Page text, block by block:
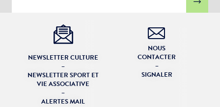
NEWSLETTER CULTURE
–
NEWSLETTER SPORT ET
VIE ASSOCIATIVE
–
ALERTES MAIL
NOUS
CONTACTER
–
SIGNALER